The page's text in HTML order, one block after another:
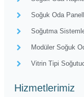
Soğuk Oda
Soğutma
Modüler Soğuk
Vitrin Tipi
Hizmetlerimiz